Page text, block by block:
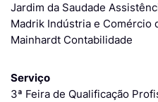
Jardim da Saudade
Madrik Indústria e Comércio
Mainhardt Contabilidade
Serviço
3ª Feira de Qualificação